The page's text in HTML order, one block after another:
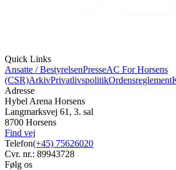
Quick Links
Ansatte / BestyrelsenPresseAC For Horsens
(CSR)ArkivPrivatlivspolitikOrdensreglement
Adresse
Hybel Arena Horsens
Langmarksvej 61, 3. sal
8700 Horsens
Find vej
Telefon(+45) 75626020
Cvr. nr.: 89943728
Følg os